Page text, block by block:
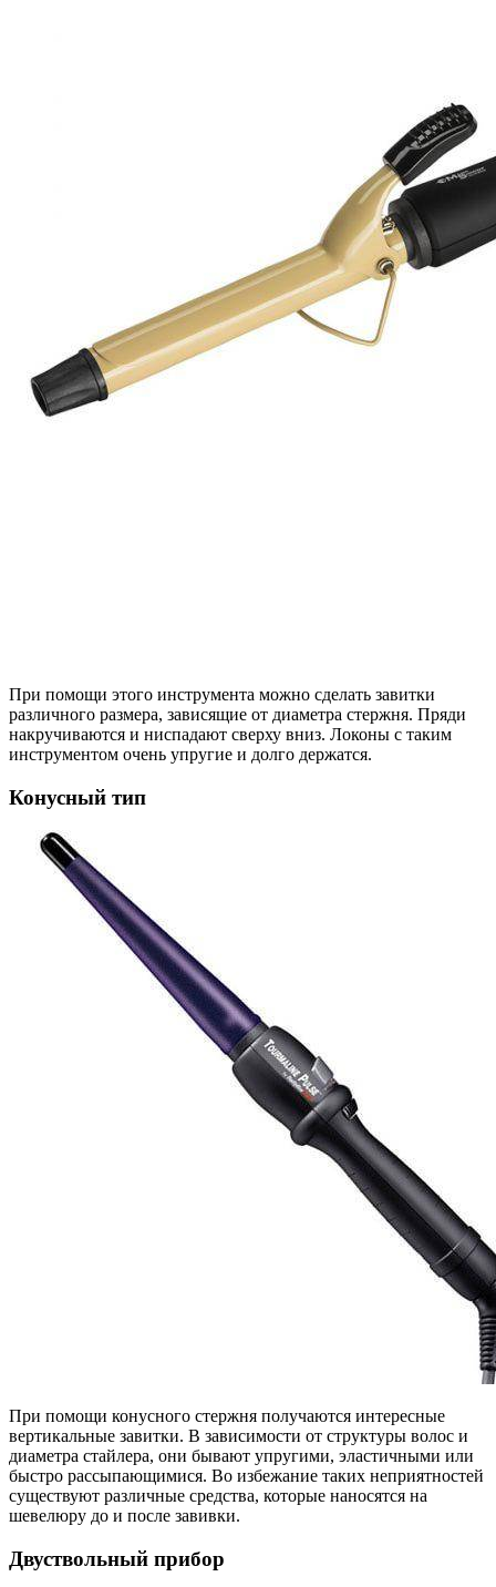
При помощи этого инструмента можно сделать завитки
различного размера, зависящие от диаметра стержня. Пряди
накручиваются и ниспадают сверху вниз. Локоны с таким
инструментом очень упругие и долго держатся.
Конусный тип
При помощи конусного стержня получаются интересные
вертикальные завитки. В зависимости от структуры волос и
диаметра стайлера, они бывают упругими, эластичными или
быстро рассыпающимися. Во избежание таких неприятностей
существуют различные средства, которые наносятся на
шевелюру до и после завивки.
Двуствольный прибор